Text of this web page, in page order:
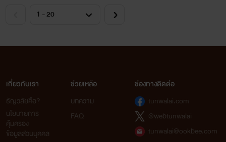
เกี่ยวกับเรา
ธัญวลัยคือ?
นโยบายการ
คุ้มครอง
ข้อมูลส่วนบุคคล
ช่วยเหลือ
บทความ
FAQ
ช่องทางติดต่อ
tunwalai.com
@webtunwalai
tunwalai@ookbee.com